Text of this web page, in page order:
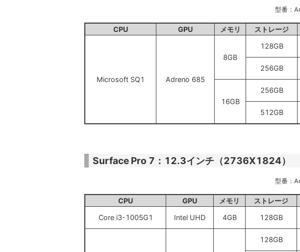
型番：
CPU GPU メモリ ストレージ
Microsoft SQ1 Adreno 685
8GB
128GB
256GB
16GB
256GB
512GB
Surface Pro 7：12.3インチ（2736X1824）
型番：
CPU GPU メモリ ストレージ
Core i3-1005G1
Intel UHD 4GB 128GB
128GB